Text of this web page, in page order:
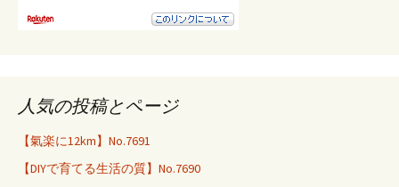
人気の投稿とページ
【氣楽に12km】No.7691
【DIYで育てる生活の質】No.7690